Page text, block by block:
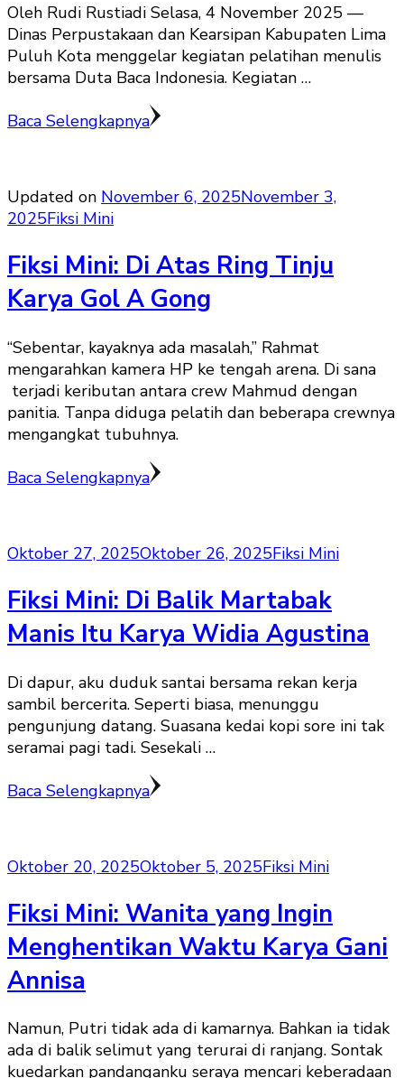
Oleh Rudi Rustiadi Selasa, 4 November 2025 —
Dinas Perpustakaan dan Kearsipan Kabupaten Lima
Puluh Kota menggelar kegiatan pelatihan menulis
bersama Duta Baca Indonesia. Kegiatan …
Baca Selengkapnya
Updated on November 6, 2025November 3,
2025Fiksi Mini
Fiksi Mini: Di Atas Ring Tinju
Karya Gol A Gong
“Sebentar, kayaknya ada masalah,” Rahmat
mengarahkan kamera HP ke tengah arena. Di sana
terjadi keributan antara crew Mahmud dengan
panitia. Tanpa diduga pelatih dan beberapa crewnya
mengangkat tubuhnya.
Baca Selengkapnya
Oktober 27, 2025Oktober 26, 2025Fiksi Mini
Fiksi Mini: Di Balik Martabak
Manis Itu Karya Widia Agustina
Di dapur, aku duduk santai bersama rekan kerja
sambil bercerita. Seperti biasa, menunggu
pengunjung datang. Suasana kedai kopi sore ini tak
seramai pagi tadi. Sesekali …
Baca Selengkapnya
Oktober 20, 2025Oktober 5, 2025Fiksi Mini
Fiksi Mini: Wanita yang Ingin
Menghentikan Waktu Karya Gani
Annisa
Namun, Putri tidak ada di kamarnya. Bahkan ia tidak
ada di balik selimut yang terurai di ranjang. Sontak
kuedarkan pandanganku seraya mencari keberadaan